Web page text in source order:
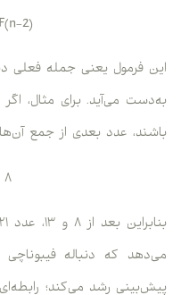
این فرمول یعنی جمله فعلی
باشند، عدد بعدی از جمع
۸ + ۱۳ = ۲۱
می‌دهد که دنباله
پیش‌بینی رشد می‌کند؛